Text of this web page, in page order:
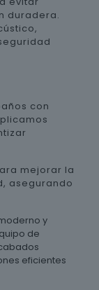
duradera.
con
mejorar la
asegurando
y
de
eficientes